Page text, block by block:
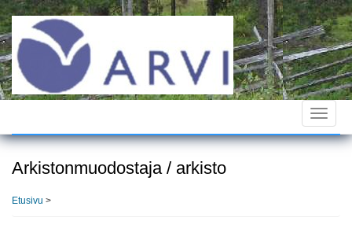
Hyppää
pääsisältöön
Toggle
Arkistonmuodostaja / arkisto
Etusivu >